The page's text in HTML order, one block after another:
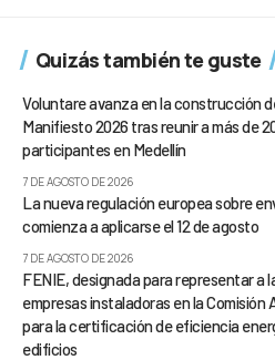
Quizás también te guste
Voluntare avanza en la construcción
Manifiesto 2026 tras reunir a más de
participantes en Medellín
7 DE AGOSTO DE 2026
La nueva regulación europea sobre
comienza a aplicarse el 12 de agosto
7 DE AGOSTO DE 2026
FENIE, designada para representar a
empresas instaladoras en la Comisión
para la certificación de eficiencia
edificios